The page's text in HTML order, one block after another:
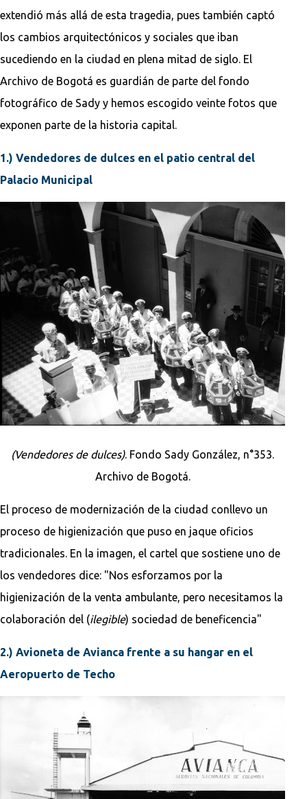
extendió más allá de esta tragedia, pues también captó
los cambios arquitectónicos y sociales que iban
sucediendo en la ciudad en plena mitad de siglo. El
Archivo de Bogotá es guardián de parte del fondo
fotográfico de Sady y hemos escogido veinte fotos que
exponen parte de la historia capital.
1.) Vendedores de dulces en el patio central del
Palacio Municipal
(Vendedores de dulces). Fondo Sady González, n°353.
Archivo de Bogotá.
El proceso de modernización de la ciudad conllevo un
proceso de higienización que puso en jaque oficios
tradicionales. En la imagen, el cartel que sostiene uno de
los vendedores dice: "Nos esforzamos por la
higienización de la venta ambulante, pero necesitamos la
colaboración del (ilegible) sociedad de beneficencia"
2.) Avioneta de Avianca frente a su hangar en el
Aeropuerto de Techo